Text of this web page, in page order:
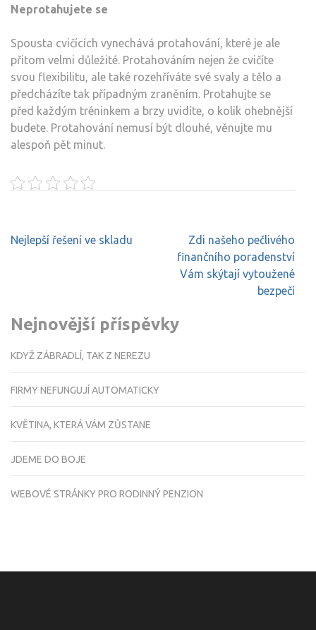
Neprotahujete se
Spousta cvičících vynechává protahování, které je ale
přitom velmi důležité. Protahováním nejen že cvičíte
svou flexibilitu, ale také rozehříváte své svaly a tělo a
předcházíte tak případným zraněním. Protahujte se
před každým tréninkem a brzy uvidíte, o kolik ohebnější
budete. Protahování nemusí být dlouhé, věnujte mu
alespoň pět minut.
Navigace
Nejlepší řešení ve skladu
Zdi našeho pečlivého
finančního poradenství
Vám skýtají vytoužené
bezpečí
Nejnovější příspěvky
KDYŽ ZÁBRADLÍ, TAK Z NEREZU
FIRMY NEFUNGUJÍ AUTOMATICKY
KVĚTINA, KTERÁ VÁM ZŮSTANE
JDEME DO BOJE
WEBOVÉ STRÁNKY PRO RODINNÝ PENZION